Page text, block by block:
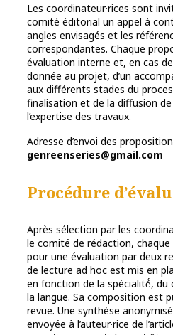
Les coordinateur·rices sont
comité éditorial un appel à
angles envisagés et les
correspondantes. Chaque
évaluation interne et, en cas
donnée au projet, d’un
aux différents stades du
finalisation et de la diffusion de
l’expertise des travaux.
Adresse d’envoi des
genreenseries@gmail.com
Procédure
Après sélection par les
le comité de rédaction,
pour une évaluation par deux
de lecture ad hoc est mis en
en fonction de la spécialité́, du
la langue. Sa composition est
revue. Une synthèse
envoyée à l’auteur·rice de